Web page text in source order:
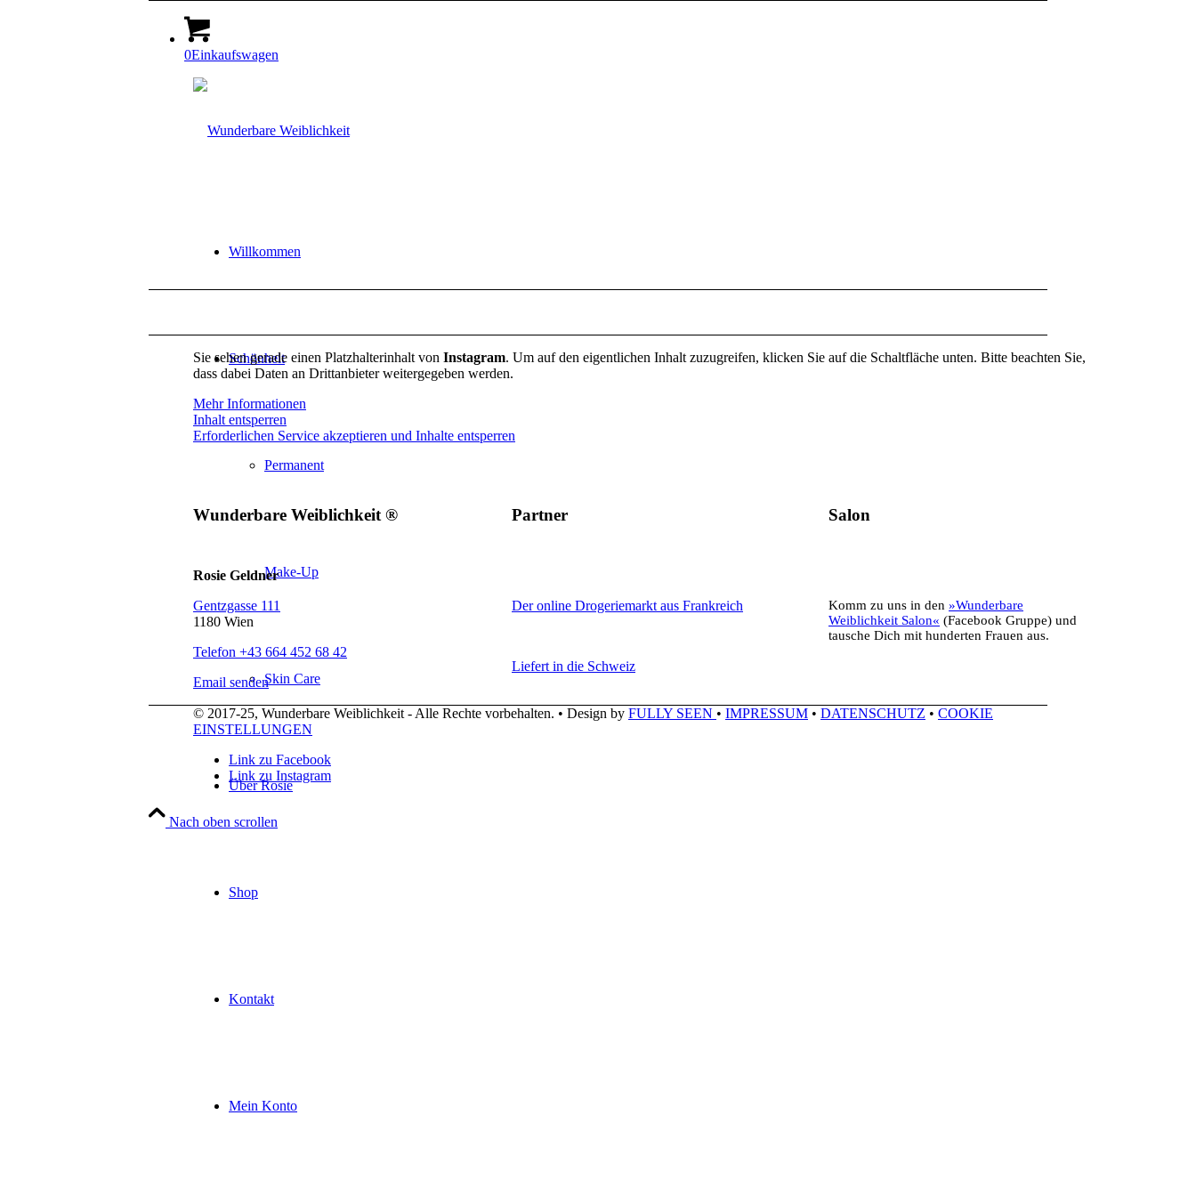
0Einkaufswagen
Willkommen
Schönheit
Permanent
Make-Up
Skin Care
Über Rosie
Shop
Kontakt
Mein Konto
Sie sehen gerade einen Platzhalterinhalt von Instagram. Um auf den eigentlichen Inhalt zuzugreifen, klicken Sie auf die Schaltfläche unten. Bitte beachten Sie,
dass dabei Daten an Drittanbieter weitergegeben werden.
Mehr Informationen
Inhalt entsperren
Erforderlichen Service akzeptieren und Inhalte entsperren
Wunderbare Weiblichkeit ®
Rosie Geldner
Gentzgasse 111
1180 Wien
Telefon +43 664 452 68 42
Email senden
Partner
Der online Drogeriemarkt aus Frankreich
Liefert in die Schweiz
Salon
Komm zu uns in den »Wunderbare
Weiblichkeit Salon« (Facebook Gruppe) und
tausche Dich mit hunderten Frauen aus.
© 2017-25, Wunderbare Weiblichkeit - Alle Rechte vorbehalten. • Design by FULLY SEEN • IMPRESSUM • DATENSCHUTZ • COOKIE
EINSTELLUNGEN
Link zu Facebook
Link zu Instagram
Nach oben scrollen